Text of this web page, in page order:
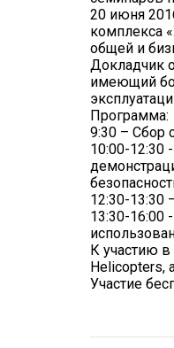
20 июня
комплекса
общей и
Докладчик
имеющий
Программа:
9:30 – Сбор
10:00-12:30
12:30-13:30
13:30-16:00
К участию
Helicopters,
Участие